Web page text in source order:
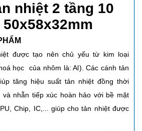
nhiệt 2 tầng 10
được tạo nên chủ yếu từ kim loại
học của nhôm là: Al). Các cánh tản
tăng hiệu suất tản nhiệt đồng thời
và nhẵn tiếp xúc hoàn hảo với bề mặt
Chip, IC,... giúp cho tản nhiệt được